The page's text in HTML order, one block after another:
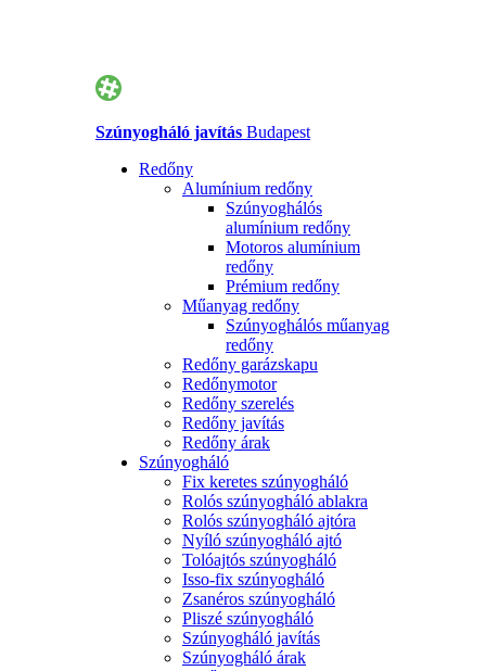
Szúnyogháló javítás Budapest
Redőny
Alumínium redőny
Szúnyoghálós
alumínium redőny
Motoros alumínium
redőny
Prémium redőny
Műanyag redőny
Szúnyoghálós műanyag
redőny
Redőny garázskapu
Redőnymotor
Redőny szerelés
Redőny javítás
Redőny árak
Szúnyogháló
Fix keretes szúnyogháló
Rolós szúnyogháló ablakra
Rolós szúnyogháló ajtóra
Nyíló szúnyogháló ajtó
Tolóajtós szúnyogháló
Isso-fix szúnyogháló
Zsanéros szúnyogháló
Pliszé szúnyogháló
Szúnyogháló javítás
Szúnyogháló árak